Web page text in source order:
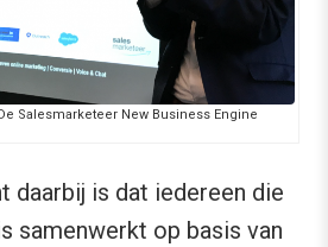
Salesmarketeer New Business Engine
daarbij is dat iedereen die
samenwerkt op basis van